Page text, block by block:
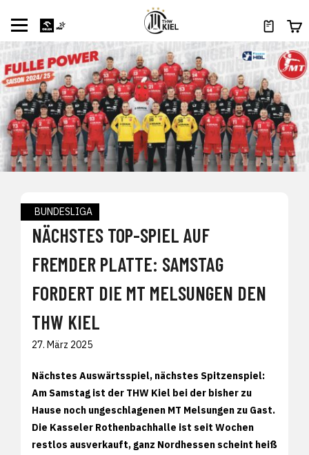
BUNDESLIGA
NÄCHSTES TOP-SPIEL AUF
FREMDER PLATTE: SAMSTAG
FORDERT DIE MT MELSUNGEN DEN
THW KIEL
27. März 2025
Nächstes Auswärtsspiel, nächstes Spitzenspiel:
Am Samstag ist der THW Kiel bei der bisher zu
Hause noch ungeschlagenen MT Melsungen zu Gast.
Die Kasseler Rothenbachhalle ist seit Wochen
restlos ausverkauft, ganz Nordhessen scheint heiß